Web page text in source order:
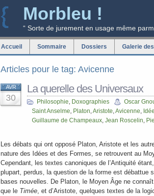
Morbleu !
“ Sorte de jurement en usage même
Accueil Sommaire Dossiers Galerie
Articles pour le tag: Avicenne
AVR
30
La querelle des Universaux
Philosophie, Doxographies
Oscar
Saint Anselme, Platon,Aristote,Avicenne,
Guillaume de Champeaux, Jean Roscelin,
Les débats qui ont opposé Platon, Aristote et les
nature des Idées et des Formes, se retrouvent au
Cependant, les textes canoniques de l’Antiquité
plupart, perdus, la question de la forme est débattue
bases nouvelles. De Platon, le Moyen Âge ne
que le Timée, et d’Aristote, quelques textes de la